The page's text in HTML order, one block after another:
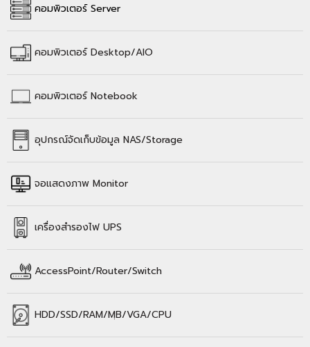
คอมพิวเตอร์ Server
คอมพิวเตอร์Desktop/AIO
คอมพิวเตอร์Notebook
อุปกรณ์จัดเก็บข้อมูล NAS/Storage
จอแสดงภาพ Monitor
เครื่องสำรองไฟ UPS
AccessPoint/Router/Switch
HDD/SSD/RAM/MฺB/VGA/CPU